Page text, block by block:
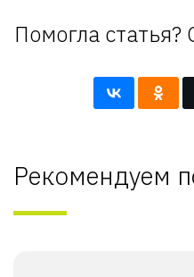
Помогла статья?
Рекомендуем